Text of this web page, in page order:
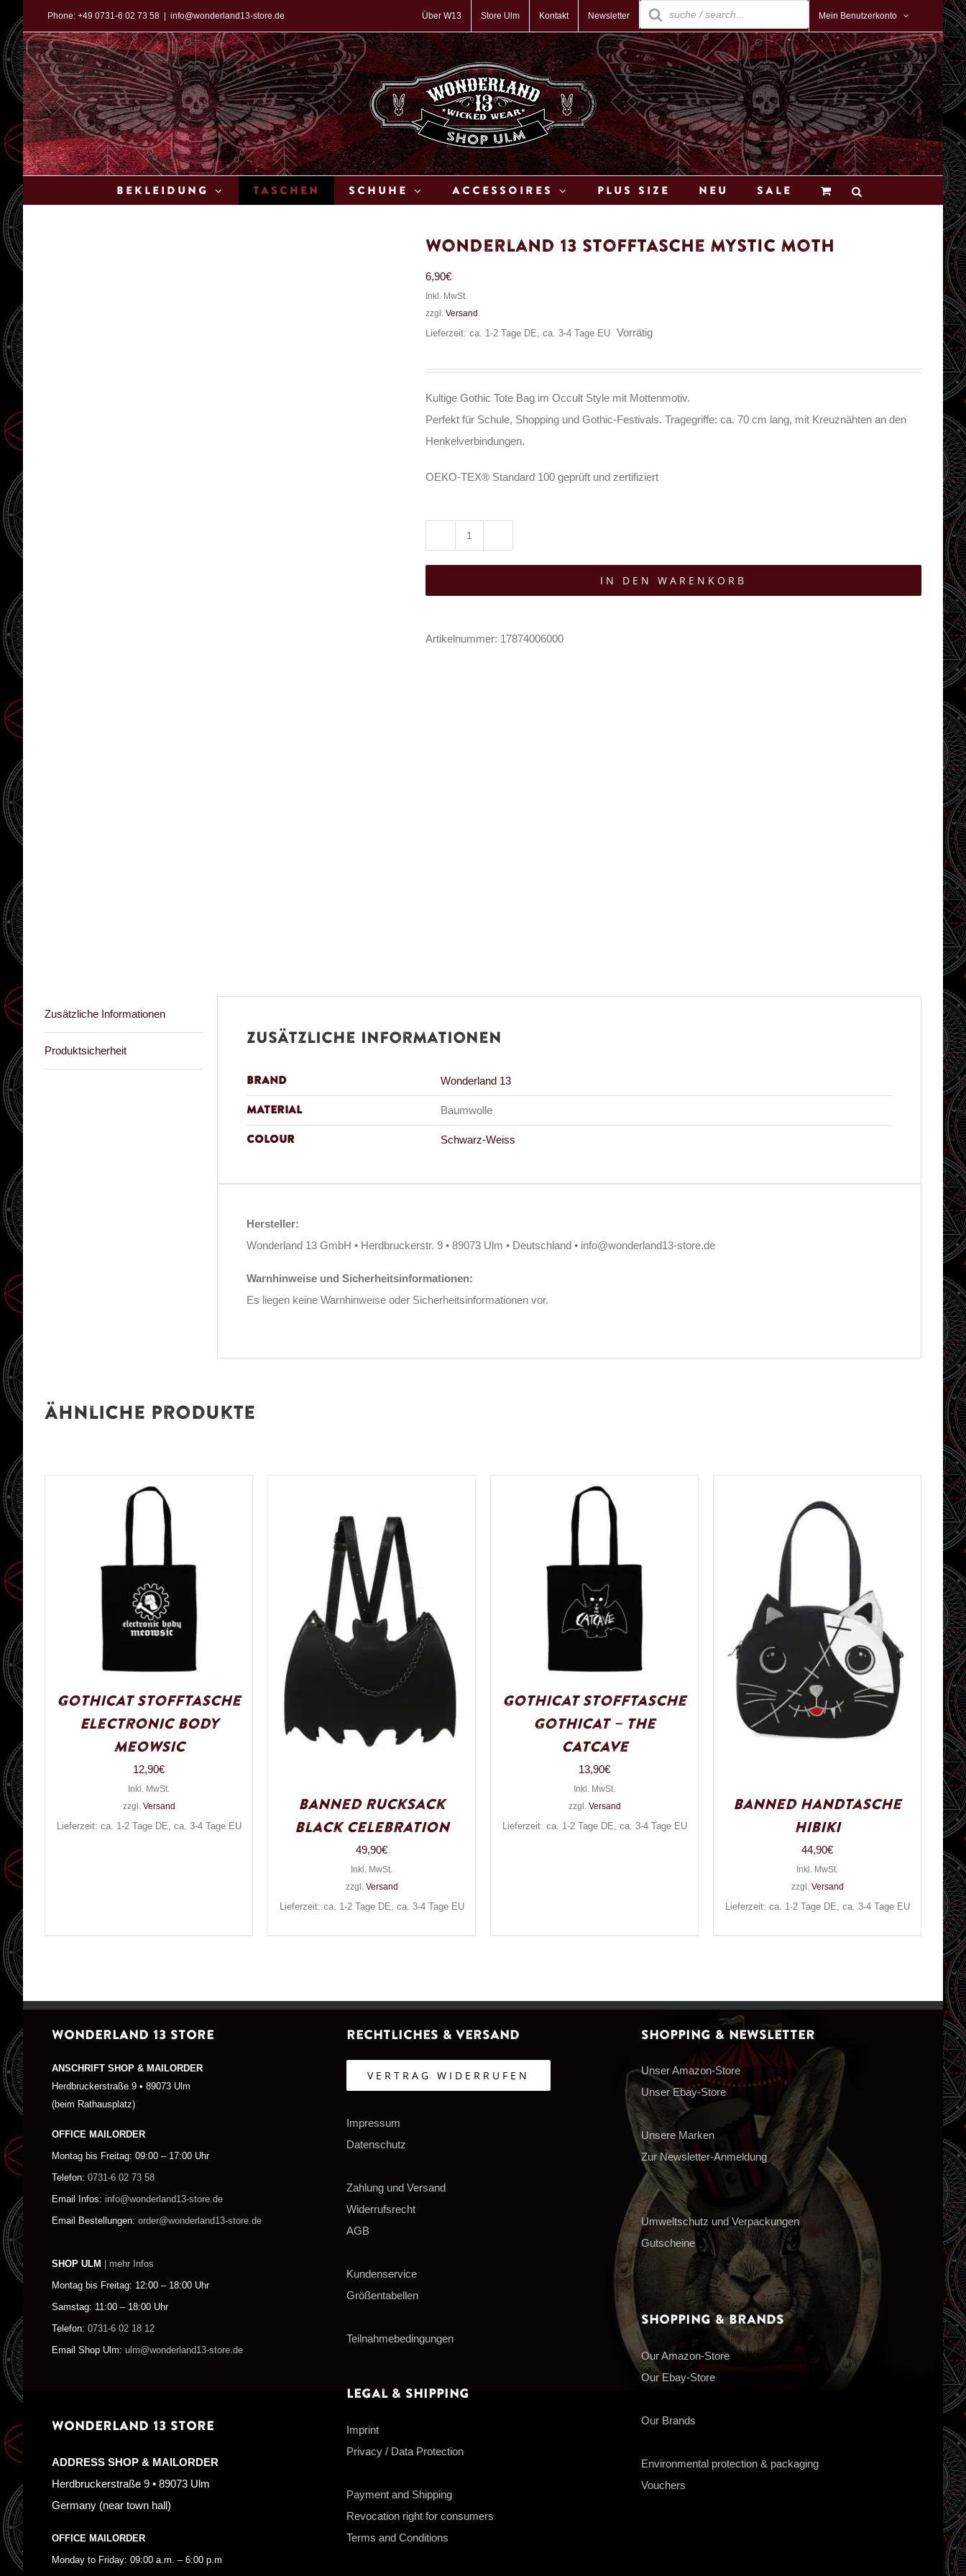
Inhalt
springen
Phone: +49 0731-6 02 73 58 info@wonderland13-store.de Über W13 Store Ulm Kontakt Newsletter
Products
search
Mein Benutzerkonto
Bekleidung Taschen Schuhe Accessoires Plus Size Neu Sale
Wonderland 13 Stofftasche Mystic Moth
6,90€
Inkl. MwSt.
zzgl. Versand
Lieferzeit: ca. 1-2 Tage DE, ca. 3-4 Tage EU
Vorrätig
Kultige Gothic Tote Bag im Occult Style mit Mottenmotiv.
Perfekt für Schule, Shopping und Gothic-Festivals. Tragegriffe: ca. 70 cm lang, mit Kreuznähten an den
Henkelverbindungen.
OEKO-TEX® Standard 100 geprüft und zertifiziert
13
IN DEN WARENKORB
Artikelnummer: 17874006000
Zusätzliche Informationen
Produktsicherheit
Zusätzliche Informationen
Brand Wonderland 13
Material Baumwolle
Colour Schwarz-Weiss
Hersteller:
Wonderland 13 GmbH • Herdbruckerstr. 9 • 89073 Ulm • Deutschland • info@wonderland13-store.de
Warnhinweise und Sicherheitsinformationen:
Es liegen keine Warnhinweise oder Sicherheitsinformationen vor.
Ähnliche Produkte
Gothicat Stofftasche
Electronic Body
Meowsic
12,90€
Inkl. MwSt.
zzgl. Versand
Lieferzeit: ca. 1-2 Tage DE, ca. 3-4 Tage EU
Banned Rucksack
Black Celebration
49,90€
Inkl. MwSt.
zzgl. Versand
Lieferzeit: ca. 1-2 Tage DE, ca. 3-4 Tage EU
Gothicat Stofftasche
Gothicat – The
Catcave
13,90€
Inkl. MwSt.
zzgl. Versand
Lieferzeit: ca. 1-2 Tage DE, ca. 3-4 Tage EU
Banned Handtasche
Hibiki
44,90€
Inkl. MwSt.
zzgl. Versand
Lieferzeit: ca. 1-2 Tage DE, ca. 3-4 Tage EU
WONDERLAND 13 STORE
ANSCHRIFT SHOP & MAILORDER
Herdbruckerstraße 9 • 89073 Ulm
(beim Rathausplatz)
OFFICE MAILORDER
Montag bis Freitag: 09:00 – 17:00 Uhr
Telefon: 0731-6 02 73 58
Email Infos: info@wonderland13-store.de
Email Bestellungen: order@wonderland13-store.de
SHOP ULM | mehr Infos
Montag bis Freitag: 12:00 – 18:00 Uhr
Samstag: 11:00 – 18:00 Uhr
Telefon: 0731-6 02 18 12
Email Shop Ulm: ulm@wonderland13-store.de
WONDERLAND 13 STORE
ADDRESS SHOP & MAILORDER
Herdbruckerstraße 9 • 89073 Ulm
Germany (near town hall)
OFFICE MAILORDER
Monday to Friday: 09:00 a.m. – 6:00 p.m
Rechtliches & Versand
VERTRAG WIDERRUFEN
Impressum
Datenschutz
Zahlung und Versand
Widerrufsrecht
AGB
Kundenservice
Größentabellen
Teilnahmebedingungen
Legal & Shipping
Imprint
Privacy / Data Protection
Payment and Shipping
Revocation right for consumers
Terms and Conditions
Shopping & Newsletter
Unser Amazon-Store
Unser Ebay-Store
Unsere Marken
Zur Newsletter-Anmeldung
Umweltschutz und Verpackungen
Gutscheine
Shopping & Brands
Our Amazon-Store
Our Ebay-Store
Our Brands
Environmental protection & packaging
Vouchers